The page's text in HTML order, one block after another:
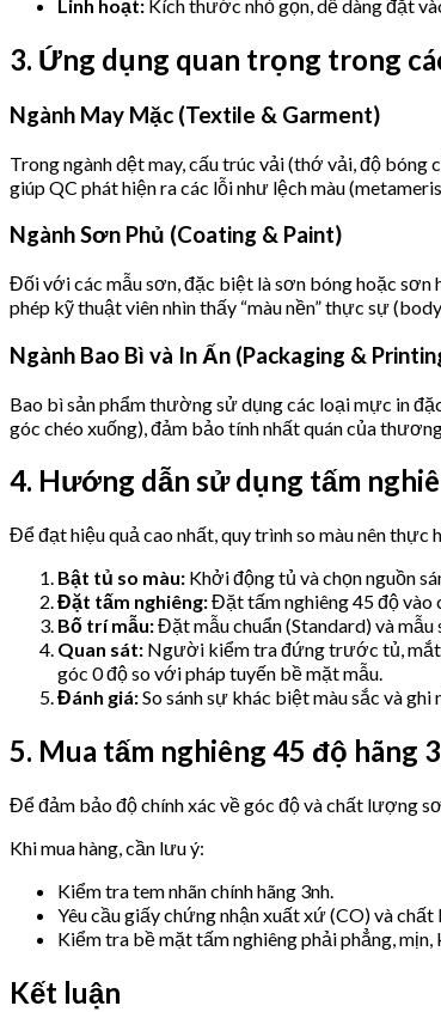
Linh hoạt: Kích thước nhỏ gọn, dễ dàng đặt
3. Ứng dụng quan trọng trong
Ngành May Mặc (Textile & Garment)
Trong ngành dệt may, cấu trúc vải (thớ vải, độ bóng
giúp QC phát hiện ra các lỗi như lệch màu
Ngành Sơn Phủ (Coating & Paint)
Đối với các mẫu sơn, đặc biệt là sơn bóng hoặc sơn
phép kỹ thuật viên nhìn thấy “màu nền” thực sự
Ngành Bao Bì và In Ấn (Packaging &
Bao bì sản phẩm thường sử dụng các loại mực in
góc chéo xuống), đảm bảo tính nhất quán của
4. Hướng dẫn sử dụng tấm
Để đạt hiệu quả cao nhất, quy trình so màu nên thực
Bật tủ so màu: Khởi động tủ và chọn nguồn
Đặt tấm nghiêng:Đặt tấm nghiêng 45 độ vào
Bố trí mẫu:Đặt mẫu chuẩn (Standard) và
Quan sát: Người kiểm tra đứng trước tủ, mắt
góc 0 độ so với pháp tuyến bề mặt mẫu.
Đánh giá:So sánh sự khác biệt màu sắc và ghi
5. Mua tấm nghiêng 45 độ hãng
Để đảm bảo độ chính xác về góc độ và chất lượng
Khi mua hàng, cần lưu ý:
Kiểm tra tem nhãn chính hãng 3nh.
Yêu cầu giấy chứng nhận xuất xứ (CO) và
Kiểm tra bề mặt tấm nghiêng phải phẳng,
Kết luận